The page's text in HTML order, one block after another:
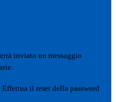
inviato un messaggio
il reset della password